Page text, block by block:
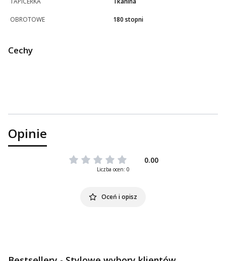
OBROTOWE 180 stopni
Cechy
Opinie
0.00
Liczba ocen: 0
Oceń i opisz